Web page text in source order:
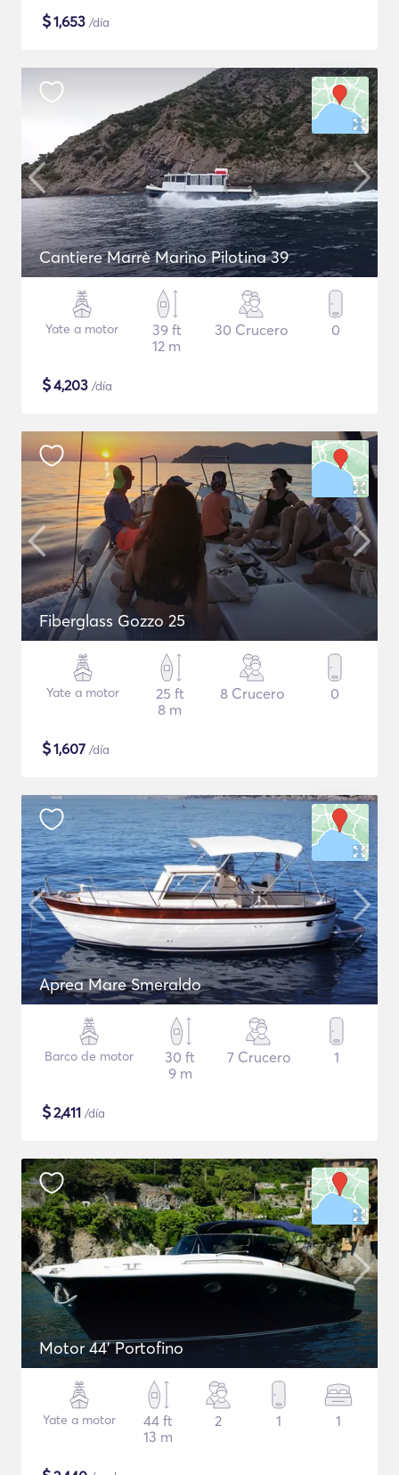
$1,653 /día
Cantiere Marrè Marino Pilotina 39
Yate a motor
39 ft
12 m
30 Crucero 0
$4,203 /día
Fiberglass Gozzo 25
Yate a motor
25 ft
8 m
8 Crucero 0
$1,607 /día
Aprea Mare Smeraldo
Barco de motor
30 ft
9 m
7 Crucero 1
$2,411 /día
Motor 44' Portofino
Yate a motor
44 ft
13 m
2 1 1